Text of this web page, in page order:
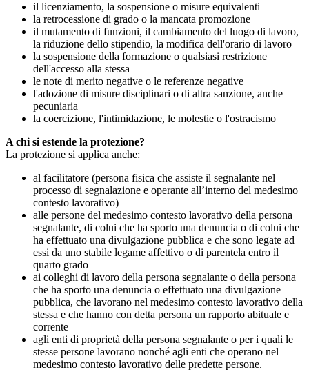
il licenziamento, la sospensione o misure equivalenti
la retrocessione di grado o la mancata promozione
il mutamento di funzioni, il cambiamento del luogo di lavoro,
la riduzione dello stipendio, la modifica dell'orario di lavoro
la sospensione della formazione o qualsiasi restrizione
dell'accesso alla stessa
le note di merito negative o le referenze negative
l'adozione di misure disciplinari o di altra sanzione, anche
pecuniaria
la coercizione, l'intimidazione, le molestie o l'ostracismo
A chi si estende la protezione?
La protezione si applica anche:
al facilitatore (persona fisica che assiste il segnalante nel
processo di segnalazione e operante all’interno del medesimo
contesto lavorativo)
alle persone del medesimo contesto lavorativo della persona
segnalante, di colui che ha sporto una denuncia o di colui che
ha effettuato una divulgazione pubblica e che sono legate ad
essi da uno stabile legame affettivo o di parentela entro il
quarto grado
ai colleghi di lavoro della persona segnalante o della persona
che ha sporto una denuncia o effettuato una divulgazione
pubblica, che lavorano nel medesimo contesto lavorativo della
stessa e che hanno con detta persona un rapporto abituale e
corrente
agli enti di proprietà della persona segnalante o per i quali le
stesse persone lavorano nonché agli enti che operano nel
medesimo contesto lavorativo delle predette persone.